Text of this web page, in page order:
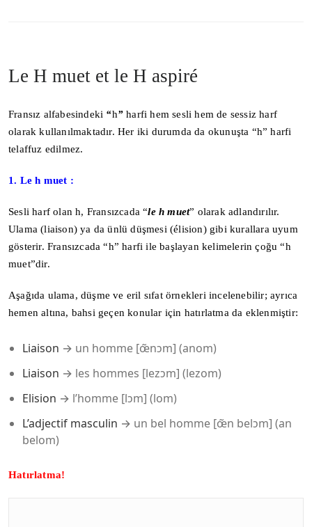
Le H muet et le H aspiré
Fransız alfabesindeki “h” harfi hem sesli hem de sessiz harf
olarak kullanılmaktadır. Her iki durumda da okunuşta “h” harfi
telaffuz edilmez.
1. Le h muet :
Sesli harf olan h, Fransızcada “le h muet” olarak adlandırılır.
Ulama (liaison) ya da ünlü düşmesi (élision) gibi kurallara uyum
gösterir. Fransızcada “h” harfi ile başlayan kelimelerin çoğu “h
muet”dir.
Aşağıda ulama, düşme ve eril sıfat örnekleri incelenebilir; ayrıca
hemen altına, bahsi geçen konular için hatırlatma da eklenmiştir:
Liaison → un homme [œ̃nɔm] (anom)
Liaison → les hommes [lezɔm] (lezom)
Elision → l’homme [lɔm] (lom)
L’adjectif masculin → un bel homme [œ̃n belɔm] (an
belom)
Hatırlatma!